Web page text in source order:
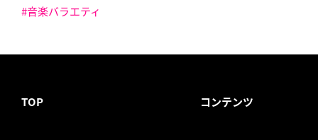
#音楽バラエティ
TOP コンテンツ